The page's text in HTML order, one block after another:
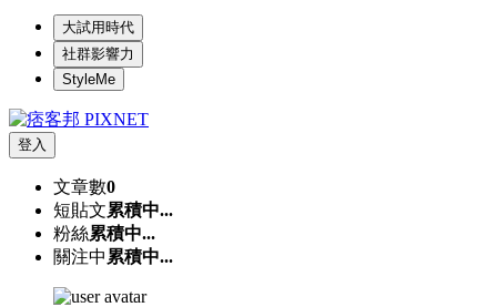
大試用時代
社群影響力
StyleMe
登入
文章數0
短貼文累積中...
粉絲累積中...
關注中 累積中...